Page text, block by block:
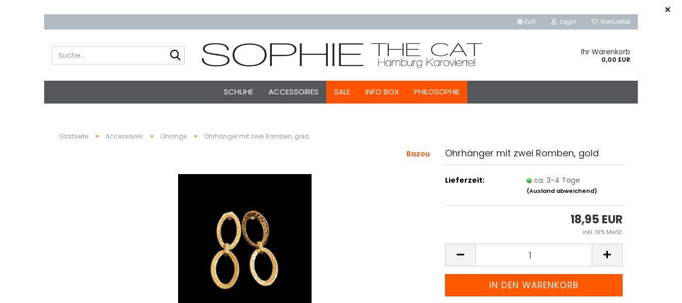
EUR Login Merkzettel
Suche... Ihr Warenkorb
0,00 EUR
SCHUHE ACCESSOIRES SALE INFO BOX PHILOSOPHIE
Startseite » Accessoires » Ohrringe » Ohrhänger mit zwei Romben, gold
Bazou Ohrhänger mit zwei Romben, gold
Lieferzeit: ca. 3-4 Tage
(Ausland abweichend)
18,95 EUR
inkl. 19% MwSt.